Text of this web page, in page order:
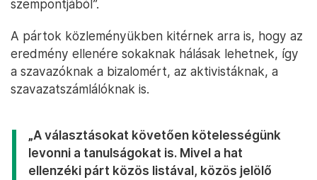
szempontjából”.
A pártok közleményükben kitérnek arra is, hogy az
eredmény ellenére sokaknak hálásak lehetnek, így
a szavazóknak a bizalomért, az aktivistáknak, a
szavazatszámlálóknak is.
„A választásokat követően kötelességünk
levonni a tanulságokat is. Mivel a hat
ellenzéki párt közös listával, közös jelölő